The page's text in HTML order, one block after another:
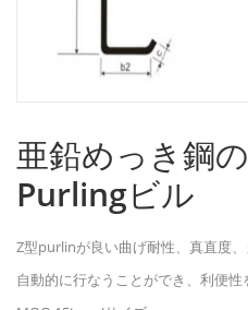
亜鉛めっき鋼
Purlingビル
Z型purlinが良い曲げ耐性、真直度
自動的に行なうことができ、利便性